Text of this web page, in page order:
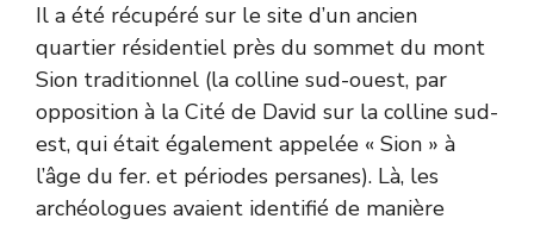
Il a été récupéré sur le site d’un ancien
quartier résidentiel près du sommet du mont
Sion traditionnel (la colline sud-ouest, par
opposition à la Cité de David sur la colline sud-
est, qui était également appelée « Sion » à
l’âge du fer. et périodes persanes). Là, les
archéologues avaient identifié de manière